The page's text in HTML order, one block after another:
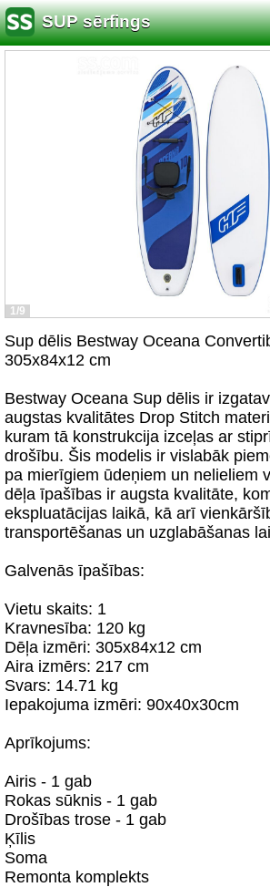
SUP sērfings
1/9
Sup dēlis Bestway Oceana
305x84x12 cm
Bestway Oceana Sup dēlis ir
augstas kvalitātes Drop Stitch
kuram tā konstrukcija izceļas ar
drošību. Šis modelis ir vislabāk
pa mierīgiem ūdeņiem un nelieliem
dēļa īpašības ir augsta kvalitāte,
ekspluatācijas laikā, kā arī
transportēšanas un uzglabāšanas
Galvenās īpašības:
Vietu skaits: 1
Kravnesība: 120 kg
Dēļa izmēri: 305x84x12 cm
Aira izmērs: 217 cm
Svars: 14.71 kg
Iepakojuma izmēri: 90x40x30cm
Aprīkojums:
Airis - 1 gab
Rokas sūknis - 1 gab
Drošības trose - 1 gab
Ķīlis
Soma
Remonta komplekts